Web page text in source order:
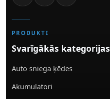
PRODUKTI
Svarīgākās kategorijas
Auto sniega ķēdes
Akumulatori